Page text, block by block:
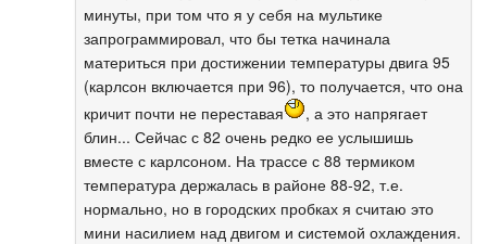
минуты, при том что я у себя на мультике
запрограммировал, что бы тетка начинала
материться при достижении температуры двига 95
(карлсон включается при 96), то получается, что она
кричит почти не переставая
, а это напрягает
блин... Сейчас с 82 очень редко ее услышишь
вместе с карлсоном. На трассе с 88 термиком
температура держалась в районе 88-92, т.е.
нормально, но в городских пробках я считаю это
мини насилием над двигом и системой охлаждения.